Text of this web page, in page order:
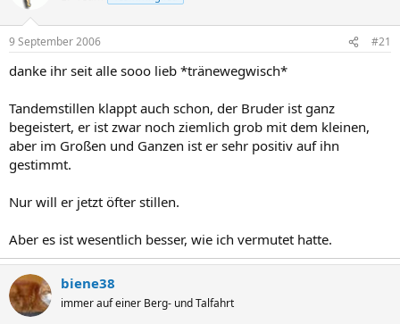
9 September 2006 #21
danke ihr seit alle sooo lieb *tränewegwisch*
Tandemstillen klappt auch schon, der Bruder ist ganz
begeistert, er ist zwar noch ziemlich grob mit dem kleinen,
aber im Großen und Ganzen ist er sehr positiv auf ihn
gestimmt.
Nur will er jetzt öfter stillen.
Aber es ist wesentlich besser, wie ich vermutet hatte.
biene38
immer auf einer Berg- und Talfahrt